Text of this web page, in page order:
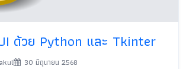
ด้วย Python และ Tkinter
30 มิถุนายน 2568